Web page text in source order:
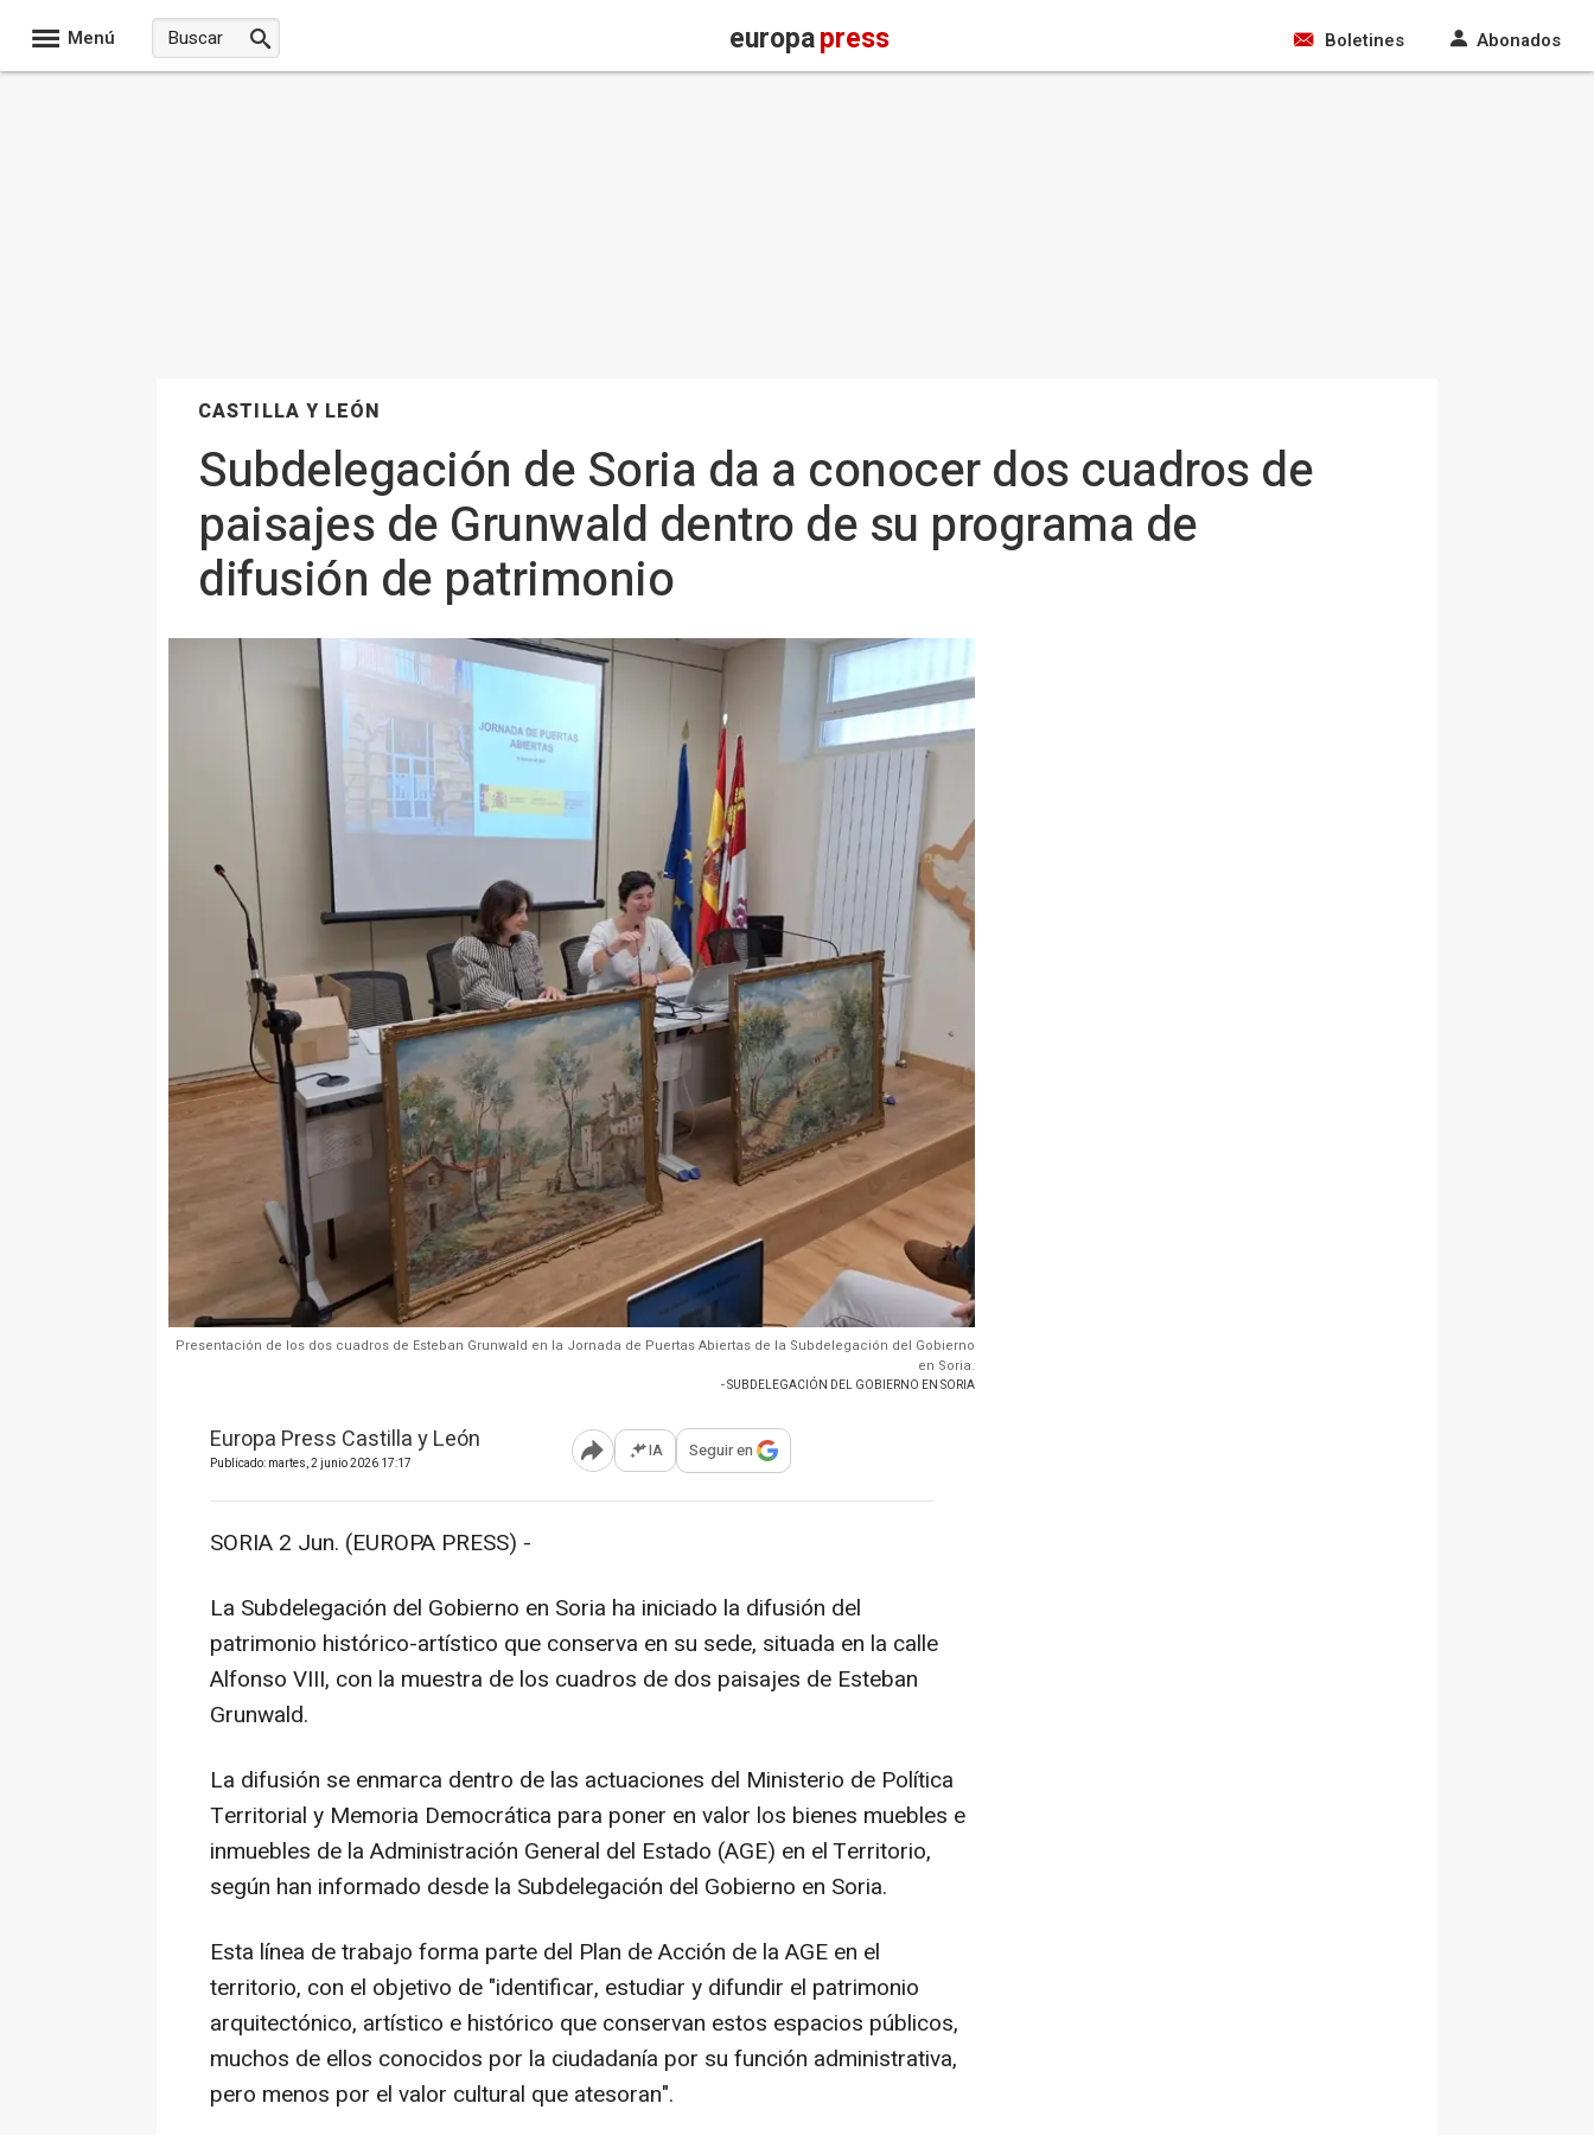
Menú europapress Boletines Abonados
CASTILLA Y LEÓN
Subdelegación de Soria da a conocer dos cuadros de
paisajes de Grunwald dentro de su programa de
difusión de patrimonio
Presentación de los dos cuadros de Esteban Grunwald en la Jornada de Puertas Abiertas de la Subdelegación del Gobierno
en Soria.
- SUBDELEGACIÓN DEL GOBIERNO EN SORIA
Europa Press Castilla y León
Publicado: martes, 2 junio 2026 17:17 Abrir opciones para compartir
IA Seguir en
SORIA 2 Jun. (EUROPA PRESS) -
La Subdelegación del Gobierno en Soria ha iniciado la difusión del
patrimonio histórico-artístico que conserva en su sede, situada en la calle
Alfonso VIII, con la muestra de los cuadros de dos paisajes de Esteban
Grunwald.
La difusión se enmarca dentro de las actuaciones del Ministerio de Política
Territorial y Memoria Democrática para poner en valor los bienes muebles e
inmuebles de la Administración General del Estado (AGE) en el Territorio,
según han informado desde la Subdelegación del Gobierno en Soria.
Esta línea de trabajo forma parte del Plan de Acción de la AGE en el
territorio, con el objetivo de "identificar, estudiar y difundir el patrimonio
arquitectónico, artístico e histórico que conservan estos espacios públicos,
muchos de ellos conocidos por la ciudadanía por su función administrativa,
pero menos por el valor cultural que atesoran".